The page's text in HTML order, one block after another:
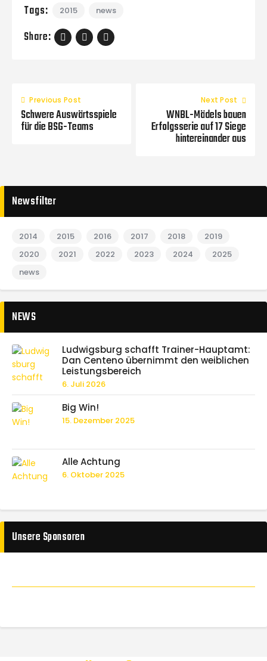
Tags: 2015 news
Share:
Previous Post
Schwere Auswärtsspiele
für die BSG-Teams
Next Post
WNBL-Mädels bauen
Erfolgsserie auf 17 Siege
hintereinander aus
Newsfilter
2014 2015 2016 2017 2018
2019
2020
2021 2022 2023 2024
2025
news
NEWS
Ludwigsburg schafft Trainer-Hauptamt:
Dan Centeno übernimmt den weiblichen
Leistungsbereich
6. Juli 2026
Big Win!
15. Dezember 2025
Alle Achtung
6. Oktober 2025
Unsere Sponsoren